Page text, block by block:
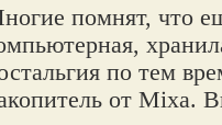
помнят, что
по тем
от Mixa.